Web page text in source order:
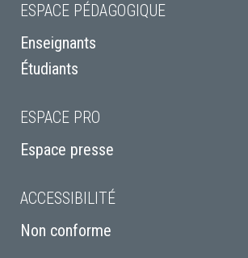
ESPACE PÉDAGOGIQUE
Enseignants
Étudiants
ESPACE PRO
Espace presse
ACCESSIBILITÉ
Non conforme